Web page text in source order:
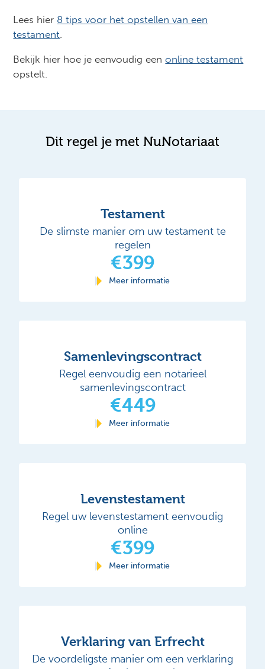
Lees hier 8 tips voor het opstellen van een
testament.
Bekijk hier hoe je eenvoudig eenonline testament
opstelt.
Dit regel je met NuNotariaat
Testament
De slimste manier om uw testament te
regelen
€399
Meer informatie
Samenlevingscontract
Regel eenvoudig een notarieel
samenlevingscontract
€449
Meer informatie
Levenstestament
Regel uw levenstestament eenvoudig
online
€399
Meer informatie
Verklaring van Erfrecht
De voordeligste manier om een verklaring